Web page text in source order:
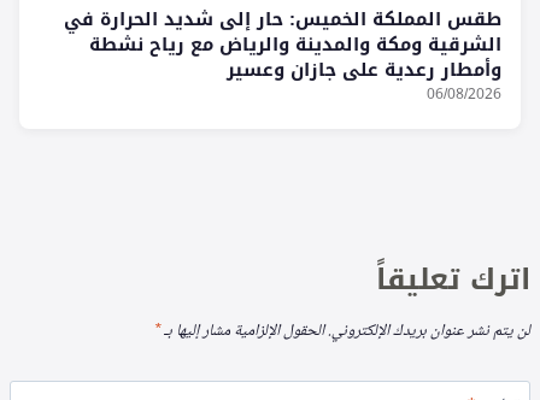
طقس المملكة الخميس: حار إلى شديد الحرارة في
الشرقية ومكة والمدينة والرياض مع رياح نشطة
وأمطار رعدية على جازان وعسير
06/08/2026
اترك تعليقاً
لن يتم نشر عنوان بريدك الإلكتروني.الحقول الإلزامية مشار إليها بـ*